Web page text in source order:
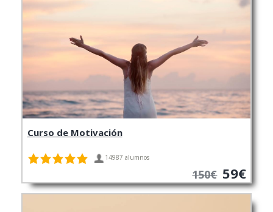
Curso de Motivación
14987 alumnos
150€ 59€